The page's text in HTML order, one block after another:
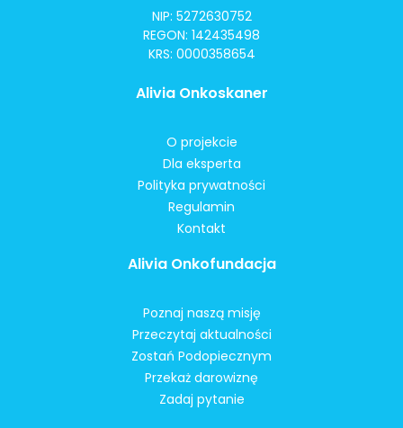
NIP: 5272630752
REGON: 142435498
KRS: 0000358654
Alivia Onkoskaner
O projekcie
Dla eksperta
Polityka prywatności
Regulamin
Kontakt
Alivia Onkofundacja
Poznaj naszą misję
Przeczytaj aktualności
Zostań Podopiecznym
Przekaż darowiznę
Zadaj pytanie